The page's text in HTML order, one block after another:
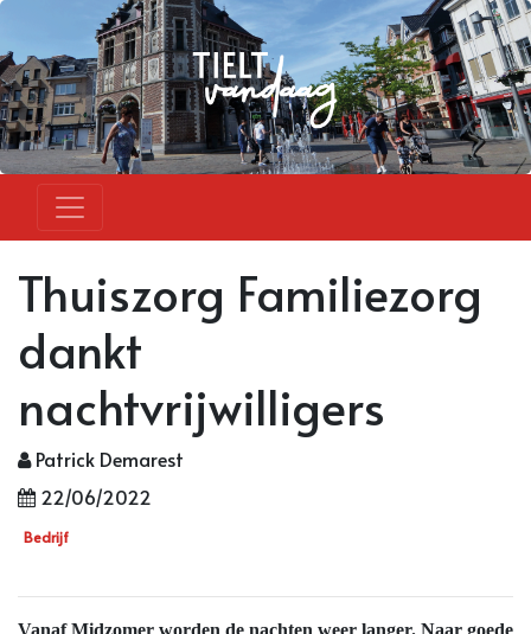
Thuiszorg Familiezorg
dankt
nachtvrijwilligers
Patrick Demarest
22/06/2022
Bedrijf